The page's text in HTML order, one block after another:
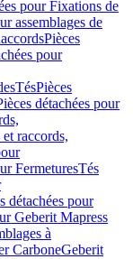
pour Fixations de
assemblages de
Pièces
pour
TésPièces
détachées pour
raccords,
FermeturesTés
détachées pour
Geberit Mapress
à
CarboneGeberit